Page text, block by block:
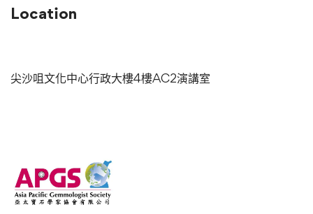
Location
尖沙咀文化中心行政大樓4樓AC2演講室